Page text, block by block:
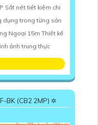
Sắt nét tiết kiệm chi
dụng trong từng sản
Ngoại 15m Thiết kế
ảnh trung thực
BK (CB2 2MP) ✲